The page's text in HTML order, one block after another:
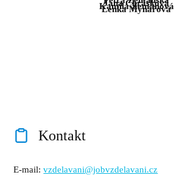
Jana Chrásková
Kamila Zemanová
Lenka Mynářová
Kontakt
E-mail:vzdelavani@jobvzdelavani.cz